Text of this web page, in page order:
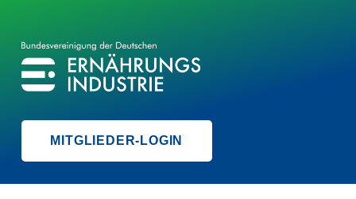
BVE
BUNDESVEREINIGUNG DER ERNÄHRUNGSINDUSTRIE
MITGLIEDER-LOGIN